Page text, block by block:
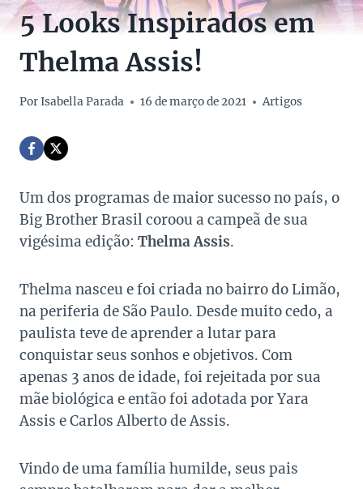
5 Looks Inspirados em
Thelma Assis!
PorIsabella Parada 16 de março de 2021 Artigos
Um dos programas de maior sucesso no país, o
Big Brother Brasil coroou a campeã de sua
vigésima edição: Thelma Assis.
Thelma nasceu e foi criada no bairro do Limão,
na periferia de São Paulo. Desde muito cedo, a
paulista teve de aprender a lutar para
conquistar seus sonhos e objetivos. Com
apenas 3 anos de idade, foi rejeitada por sua
mãe biológica e então foi adotada por Yara
Assis e Carlos Alberto de Assis.
Vindo de uma família humilde, seus pais